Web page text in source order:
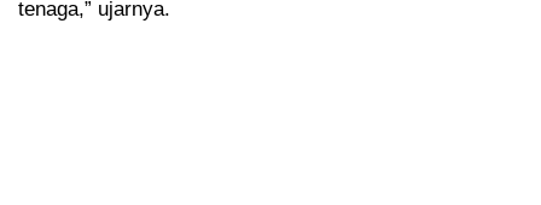
tenaga,” ujarnya.